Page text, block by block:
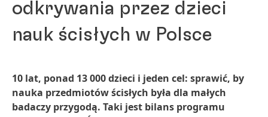
odkrywania przez dzieci
nauk ścisłych w Polsce
10 lat, ponad 13 000 dzieci i jeden cel: sprawić, by
nauka przedmiotów ścisłych była dla małych
badaczy przygodą. Taki jest bilans programu